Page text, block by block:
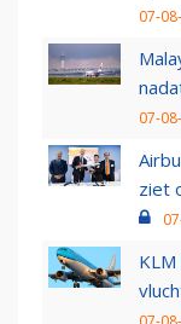
07-
07-
ziet